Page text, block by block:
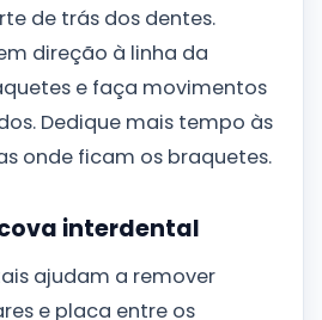
de trás dos dentes.
direção à linha da
e faça movimentos
Dedique mais tempo às
onde ficam os braquetes.
interdental
ajudam a remover
e placa entre os